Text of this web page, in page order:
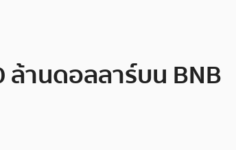
ล้านดอลลาร์บน BNB